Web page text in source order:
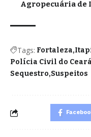
Agropecuária de
Tags: Fortaleza
Polícia Civil do Ceará
Sequestro Suspeitos